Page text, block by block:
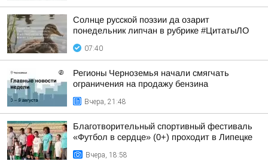
Солнце русской поэзии да озарит
понедельник липчан в рубрике #ЦитатыЛО
07:40
Регионы Черноземья начали смягчать
ограничения на продажу бензина
Вчера, 21:48
Благотворительный спортивный фестиваль
«Футбол в сердце» (0+) проходит в Липецке
Вчера, 18:58